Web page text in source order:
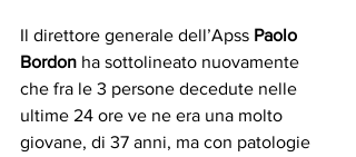
Il direttore generale dell’Apss Paolo
Bordon ha sottolineato nuovamente
che fra le 3 persone decedute nelle
ultime 24 ore ve ne era una molto
giovane, di 37 anni, ma con patologie